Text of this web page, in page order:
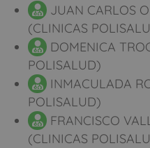
JUAN CARLOS
(CLINICAS
DOMENICA
POLISALUD)
INMACULADA
POLISALUD)
FRANCISCO
(CLINICAS